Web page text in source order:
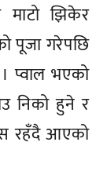
माटो झिकेर
पूजा गरेपछि
प्वाल भएको
निको हुने र
रहँदै आएको